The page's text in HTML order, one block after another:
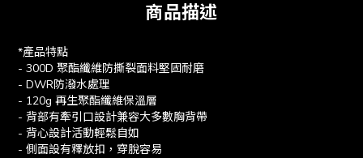
商品描述
*產品特點
- 300D 聚酯纖維防撕裂面料堅固耐磨
- DWR防潑水處理
- 120g 再生聚酯纖維保溫層
- 背部有牽引口設計兼容大多數胸背帶
- 背心設計活動輕鬆自如
- 側面設有釋放扣，穿脫容易